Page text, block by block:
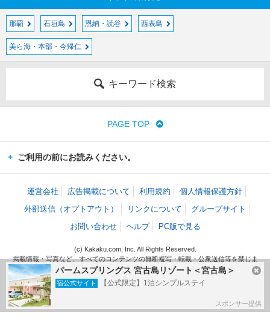
パームスプリングス 宮古島リゾート＜宮古島＞
宿公式サイト 【公式限定】1泊シンプルステイ
スポンサー提供
那覇 石垣島 恩納・読谷 西表島
美ら海・本部・今帰仁
キーワード検索
PAGE TOP
ご利用の前にお読みください。
運営会社 広告掲載について 利用規約
個人情報保護方針
外部送信（オプトアウト）
リンクについて
グループサイト
お問い合わせ
ヘルプ PC版で見る
(c) Kakaku.com, Inc. All Rights Reserved.
掲載情報・写真など、すべてのコンテンツの無断複写・転載・公衆送信等を禁じま
す。